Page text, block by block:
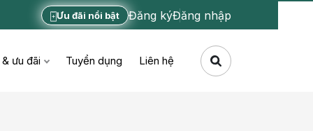
Ưu đãi nổi bật Đăng kýĐăng nhập
ưu đãi Tuyển dụng Liên hệ